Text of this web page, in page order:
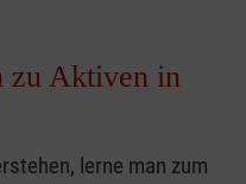
zu Aktiven in
lerne man zum